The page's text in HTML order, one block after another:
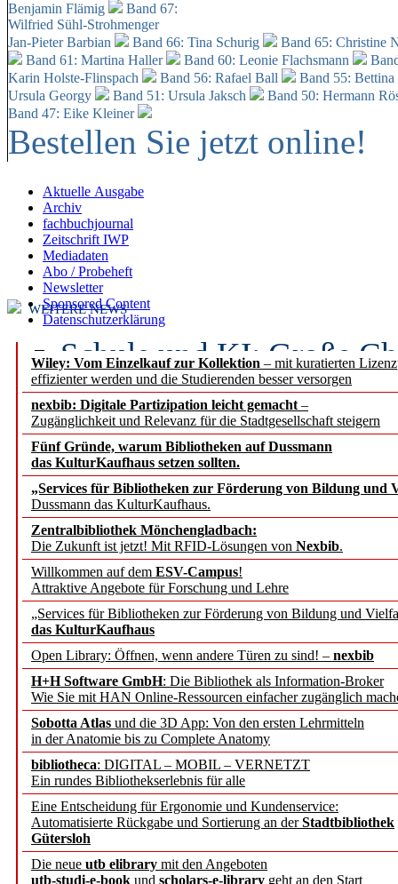
Benjamin Flämig
Band 67:
Wilfried Sühl-Strohmenger
Jan-Pieter Barbian
Band 66: Tina Schurig
Band 65: Christine
Band 61: Martina Haller
Band 60: Leonie Flachsmann
Karin Holste-Flinspach
Band 56: Rafael Ball
Band 55:
Ursula Georgy
Band 51: Ursula Jaksch Band 50: Hermann
Band 47: Eike Kleiner
Bestellen Sie jetzt online!
Aktuelle Ausgabe
Archiv
fachbuchjournal
Zeitschrift IWP
Mediadaten
Abo / Probeheft
Newsletter
Sponsored Content
Datenschutzerklärung
Wiley: Vom Einzelkauf zur Kollektion – mit kuratierten
effizienter werden und die Studierenden besser versorgen
nexbib: Digitale Partizipation leicht gemacht –
Zugänglichkeit und Relevanz für die Stadtgesellschaft steigern
Fünf Gründe, warum Bibliotheken auf Dussmann
das KulturKaufhaus setzen sollten.
„Services für Bibliotheken zur Förderung von Bildung und
Dussmann das KulturKaufhaus.
Zentralbibliothek Mönchengladbach:
Die Zukunft ist jetzt! Mit RFID-Lösungen von Nexbib.
Willkommen auf dem ESV-Campus!
Attraktive Angebote für Forschung und Lehre
„Services für Bibliotheken zur Förderung von Bildung und
das KulturKaufhaus
Open Library: Öffnen, wenn andere Türen zu sind! – nexbib
H+H Software GmbH: Die Bibliothek als Information-Broker
Wie Sie mit HAN Online-Ressourcen einfacher zugänglich
Sobotta Atlas und die 3D App: Von den ersten Lehrmitteln
in der Anatomie bis zu Complete Anatomy
bibliotheca: DIGITAL – MOBIL – VERNETZT
Ein rundes Bibliothekserlebnis für alle
Eine Entscheidung für Ergonomie und Kundenservice:
Automatisierte Rückgabe und Sortierung an derStadtbibliothek
Gütersloh
Die neue utb elibrary mit den Angeboten
utb-studi-e-book und scholars-e-library geht an den Start
WEITERE NEWS
Schule und KI: Große
Voraussetzungen
Erfolgreiches erstes
Segment Research –
angepasst
konstruktiv!
Mohr Siebeck
und die Zeitschrift für
Francke Attempto
EBSCO Information
Recherchefunktionen in
Sorbisches Institut neu
Geschichte und